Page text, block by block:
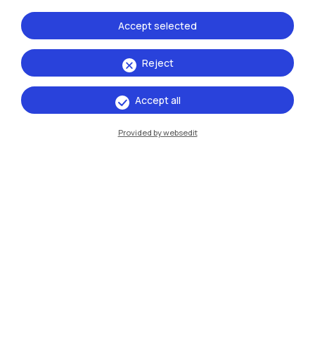
Milano Bovisa
Cremona
Lecco
Reject
Accept selected
Accept all
Provided by websedit